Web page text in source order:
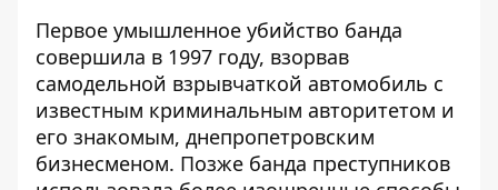
Первое умышленное убийство банда
совершила в 1997 году, взорвав
самодельной взрывчаткой автомобиль с
известным криминальным авторитетом и
его знакомым, днепропетровским
бизнесменом. Позже банда преступников